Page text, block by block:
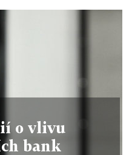
o vlivu
bank